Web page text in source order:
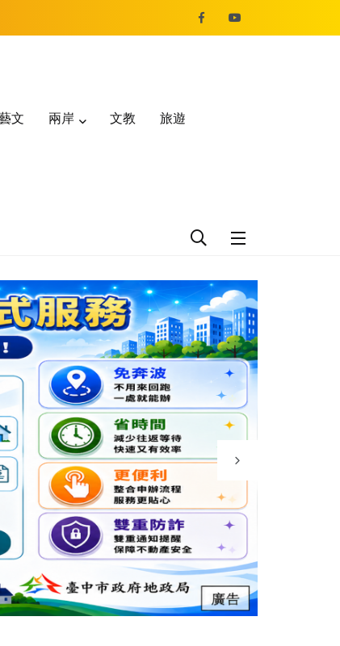
文 兩岸 文教 旅遊